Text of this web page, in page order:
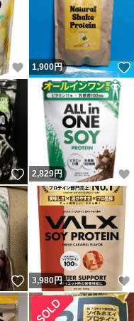
いいね！
1,900円
いいね！
2,829円
いいね！
3,980円